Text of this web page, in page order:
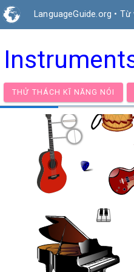
LanguageGuide.org • Từ
THỬ THÁCH KĨ NĂNG NÓI